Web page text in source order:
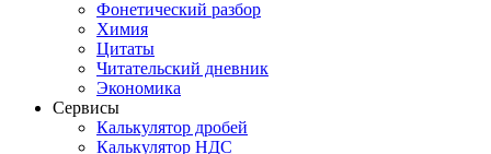
Фонетический разбор
Химия
Цитаты
Читательский дневник
Экономика
Сервисы
Калькулятор дробей
Калькулятор НДС